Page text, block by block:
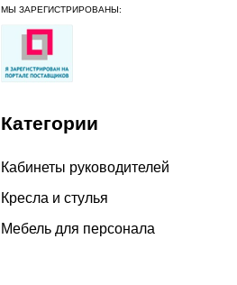
МЫ ЗАРЕГИСТРИРОВАНЫ:
Категории
Кабинеты руководителей
Кресла и стулья
Мебель для персонала